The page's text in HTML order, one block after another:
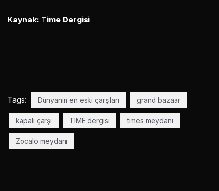
Kaynak: Time Dergisi
Tags: Dünyanın en eski çarşıları grand bazaar
kapalı çarşı TIME dergisi times meydanı
Zocalo meydanı